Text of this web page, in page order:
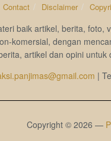
Contact Disclaimer
baik artikel, berita, foto,
komersial, dengan
artikel dan opini untuk
|
Copyright © 2026 —